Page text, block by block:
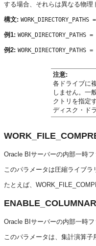
する場合、それらは異なる物理
構文: WORK_DIRECTORY_PATHS
例1:
例2:
注意:
各ドライブに
しません。一
クトリを指定
ディスク・ド
Oracle BIサーバーの内部一時
このパラメータは圧縮ライブ
たとえば、
Oracle BIサーバーの内部一時
このパラメータは、集計演算